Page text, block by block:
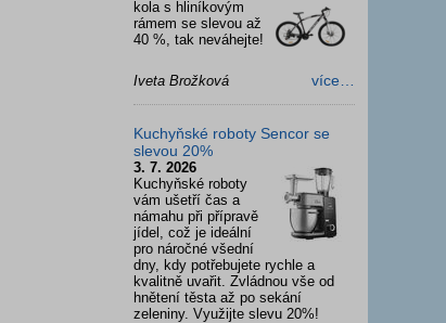
kola s hliníkovým
rámem se slevou až
40 %, tak neváhejte!
Iveta Brožková více…
Kuchyňské roboty Sencor se
slevou 20%
3. 7. 2026
Kuchyňské roboty
vám ušetří čas a
námahu při přípravě
jídel, což je ideální
pro náročné všední
dny, kdy potřebujete rychle a
kvalitně uvařit. Zvládnou vše od
hnětení těsta až po sekání
zeleniny. Využijte slevu 20%!